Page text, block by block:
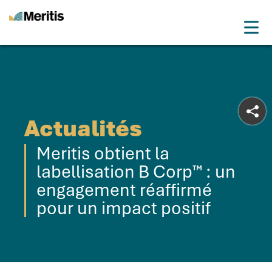
Actualités
Meritis obtient la
labellisation B Corp™ : un
engagement réaffirmé
pour un impact positif